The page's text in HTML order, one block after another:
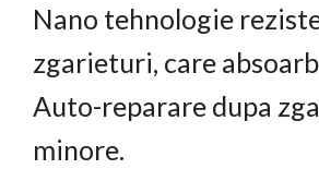
Nano tehnologie
zgarieturi, care
Auto-reparare dupa
minore.